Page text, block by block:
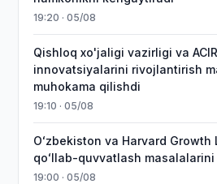
19:20 · 05/08
Qishloq xo'jaligi vazirligi va
innovatsiyalarini rivojlantirish
muhokama qilishdi
19:10 · 05/08
Oʻzbekiston va Harvard Growth
qoʻllab-quvvatlash
19:00 · 05/08